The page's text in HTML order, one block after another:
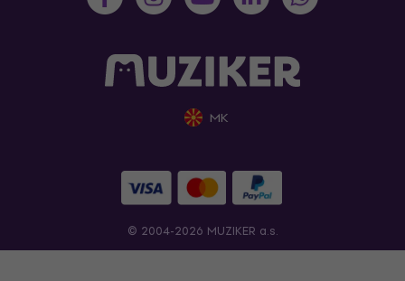
MK
© 2004-2026 MUZIKER a.s.